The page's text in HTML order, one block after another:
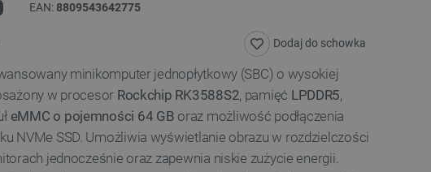
EAN:8809543642775
Dodaj do schowka
minikomputer jednopłytkowy (SBC) o wysokiej
w procesor Rockchip RK3588S2, pamięć LPDDR5,
eMMC o pojemności 64 GB oraz możliwość podłączenia
NVMe SSD. Umożliwia wyświetlanie obrazu w rozdzielczości
jednocześnie oraz zapewnia niskie zużycie energii.